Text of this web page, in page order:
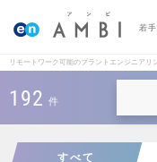
若
リモートワーク可能のプラントエンジニアリ
192 件
すべて